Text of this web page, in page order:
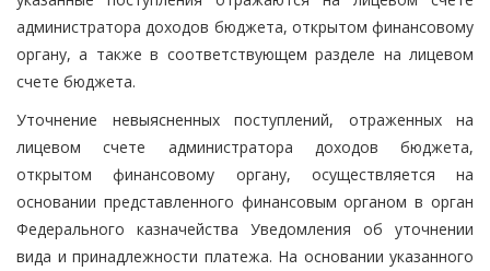
администратора доходов бюджета, открытом финансовому
органу, а также в соответствующем разделе на лицевом
счете бюджета.
Уточнение невыясненных поступлений, отраженных на
лицевом счете администратора доходов бюджета,
открытом финансовому органу, осуществляется на
основании представленного финансовым органом в орган
Федерального казначейства Уведомления об уточнении
вида и принадлежности платежа. На основании указанного